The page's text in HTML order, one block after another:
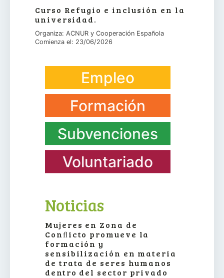
Curso Refugio e inclusión en la
universidad.
Organiza: ACNUR y Cooperación Española
Comienza el: 23/06/2026
Empleo
Formación
Subvenciones
Voluntariado
Noticias
Mujeres en Zona de
Conﬂicto promueve la
formación y
sensibilización en materia
de trata de seres humanos
dentro del sector privado